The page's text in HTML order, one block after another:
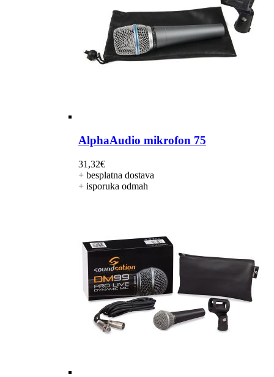
AlphaAudio mikrofon 75
31,32€
+ besplatna dostava
+ isporuka odmah